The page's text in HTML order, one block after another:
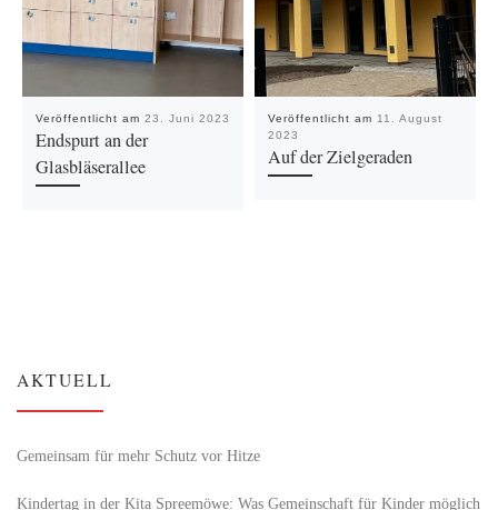
Veröffentlicht am 23. Juni 2023
Endspurt an der
Glasbläserallee
Veröffentlicht am 11. August
2023
Auf der Zielgeraden
AKTUELL
Gemeinsam für mehr Schutz vor Hitze
Kindertag in der Kita Spreemöwe: Was Gemeinschaft für Kinder möglich